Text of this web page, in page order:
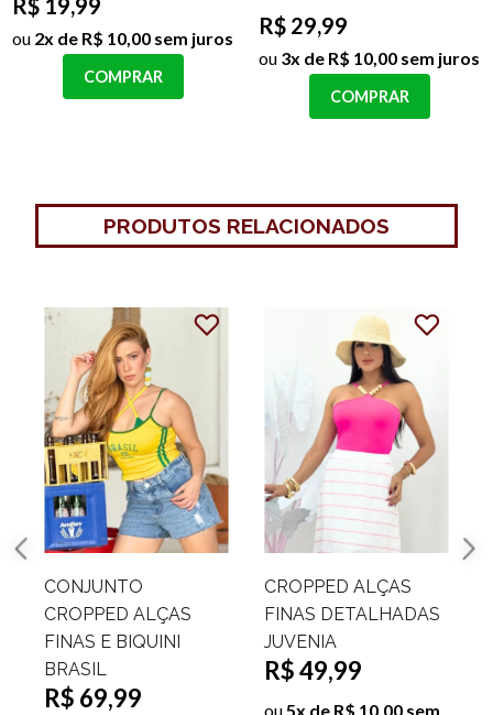
ou 2x de R$ 10,00 sem juros
COMPRAR
R$ 29,99
ou 3x de R$ 10,00 sem juros
COMPRAR
PRODUTOS RELACIONADOS
CONJUNTO BODY
ALÇAS FINAS E
CANGA ESTAMPADA
HELENA
R$ 99,99
CONJUNTO
CROPPED ALÇAS
FINAS E BIQUINI
BRASIL
R$ 69,99